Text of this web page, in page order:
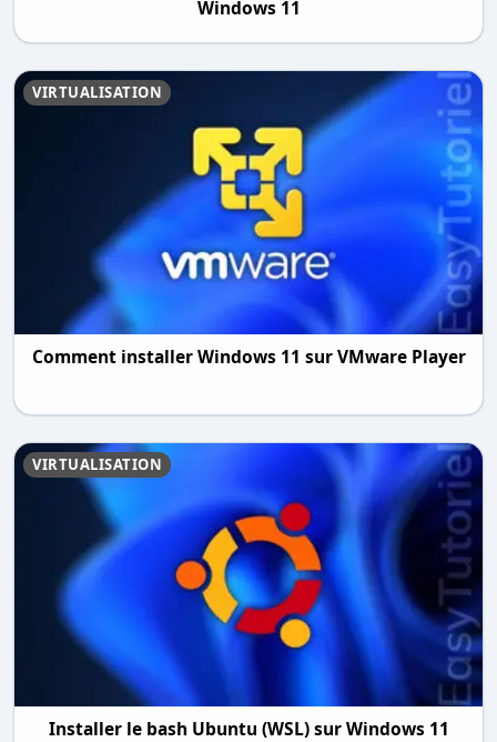
Windows 11
VIRTUALISATION
Comment installer Windows 11 sur VMware Player
VIRTUALISATION
Installer le bash Ubuntu (WSL) sur Windows 11